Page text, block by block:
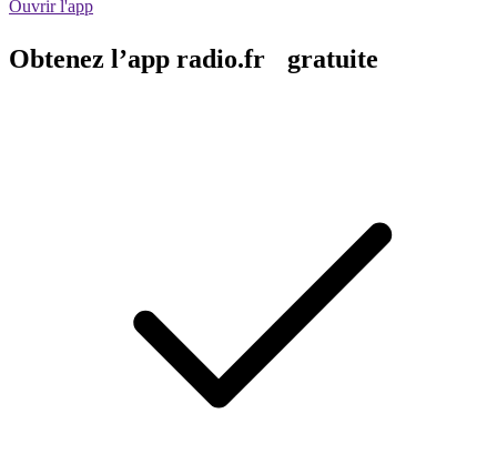
Ouvrir l'app
Obtenez l’app radio.fr gratuite